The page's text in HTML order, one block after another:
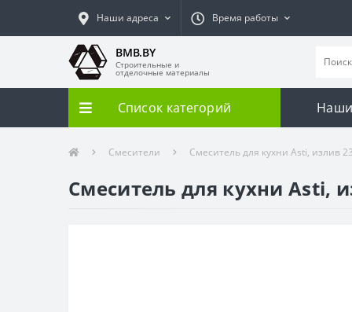
Наши адреса Время работы
BMB.BY
Строительные и
отделочные материалы
Список категорий
Смесители Смеситель для кухни Asti, излив
Смеситель для кухни Asti,